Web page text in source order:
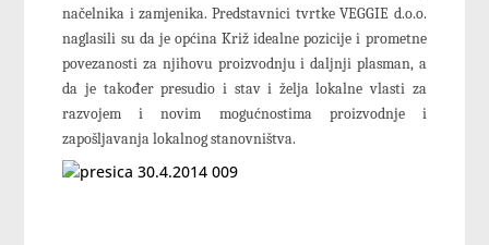
načelnika i zamjenika. Predstavnici tvrtke VEGGIE d.o.o.
naglasili su da je općina Križ idealne pozicije i prometne
povezanosti za njihovu proizvodnju i daljnji plasman, a
da je također presudio i stav i želja lokalne vlasti za
razvojem i novim mogućnostima proizvodnje i
zapošljavanja lokalnog stanovništva.